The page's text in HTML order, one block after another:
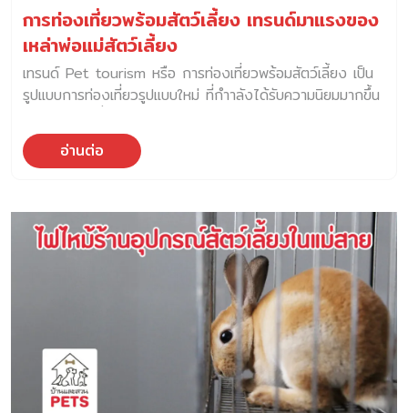
Pet ที่นำเข้าจากต่างประเทศ อาจจะต้องเดินทางไปพร้อม
เอกสารขออนุญาตบาางฉบับ โดยก่อนการเดินทางามารถตรวจ
สอบข้อมูลเพิ่มเติมได้ที่ปศุสัตว์จังหวัดได้ 3. ฝึกให้สัตว์เลี้ยงคุ้น
เคยกับกรงสำหรับการเดินทาง โดยการนำกรงที่จะใสำหรับเดิน
ทาง มาเปิดทิ้งไว้ภายในบ้าน และใส่ของใช้ที่สัตว์เลี้ยงคลุกคลีเป็น
อย่างอิสระ เพื่อให้สัตว์เลี้ยงเกิดความเคยชิน และไม่เกิดความ
เครียดเมื่อ้องอยู่ในกรงระหว่างการเดินทาง 4. […]
การท่องเที่ยวพร้อมสัตว์เลี้ยง เทรนด์มาแรงของ
เหล่าพ่อแม่สัตว์เลี้ยง
เทรนด์ Pet tourism หรือ การท่องเที่ยวพร้อมสัตว์เลี้ยง เป็น
รูปแบบการท่องเที่ยวรูปแบบใหม่ ที่กำาลังได้รับความนิยมมากขึ้น
แบบการดูแลสัตว์เลี้ยงที่มีทัศนคติต่อสัตว์เลี้ยงแตกต่างจากอดีต
สังเกตได้จาก การท่องเที่ยวพร้อมสัตว์เลี้ยง ซึ่งเป็นพฤติกรรม
จึงเห็นโอกาสนี้ที่จปรับเปลี่ยนกลยุทธ์ให้สอดรับกับพฤติกรรมผู้
บริโภคกลุ่มที่มีสัตว์เลี้ยงมากขึ้น เช่น การปรับพื้นที่ในร้านให้เป็น
มิตรกับสัตว์เลี้ยงมากขึ้น หรือปรับเปลี่ยนโปรโมชั่นพิเศษสำหรับผู้
ใช้บริการที่มีสัตว์เลี้ยง เป็นต้น การท่องเที่ยวกับสัตว์เลี้ยงเป็น
หนึ่งในรูปแบบกิจกรรม ที่เจ้าของสัตว์เลี้ยงนิยมทำร่วมกับสัตว์เลี้้
ยง โดยการพาสัตว์เลี้ยงออกเดินทางไปตามสถานที่ต่าง ๆ ทั้ง
ใกล้และไกล ซึ่งทำให้เกิดการหมุนเวียนของมูลค่าทางเศรษฐกิจ
ในภาคบริการที่เกี่ยวข้องกับสัตว์เลี้ยงด้วย ปัจจัยหนุนที่ทำให้
การท่องเที่ยวพร้อมสัตว์เลี้ยง เติบโตขึ้น 1. กระแส Pet
อ่านต่อ